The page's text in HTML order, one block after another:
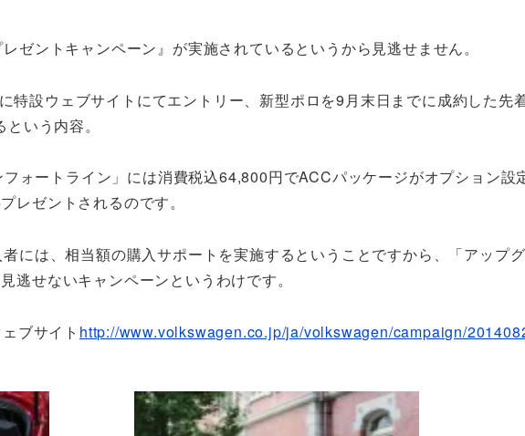
ゼントキャンペーン』が実施されているというから見逃せません。
特設ウェブサイトにてエントリー、新型ポロを9月末日までに成約した先
いう内容。
ォートライン」には消費税込64,800円でACCパッケージがオプション設
レゼントされるのです。
には、相当額の購入サポートを実施するということですから、「アップ
逃せないキャンペーンというわけです。
ブサイト http://www.volkswagen.co.jp/ja/volkswagen/campaign/